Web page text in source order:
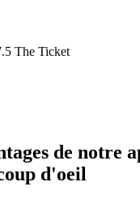
The Ticket
de notre
d'oeil